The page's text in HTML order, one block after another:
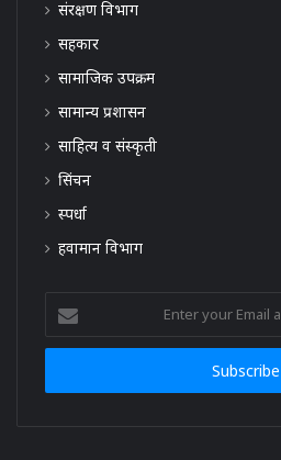
संरक्षण विभाग
सहकार
सामाजिक उपक्रम
सामान्य प्रशासन
साहित्य व संस्कृती
सिंचन
स्पर्धा
हवामान विभाग
your
Email